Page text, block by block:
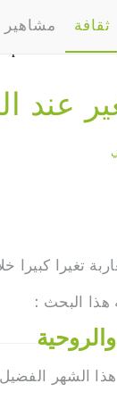
ثقافة مشاهير
request failed!
content/
تغيرا
هذا البحث :
ب59 دقيقة، أي ضعف الوقت المخصص لها في